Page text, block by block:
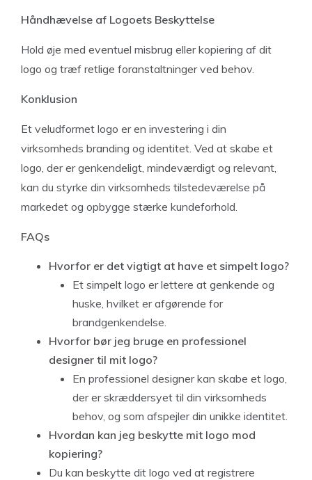
Håndhævelse af Logoets Beskyttelse
Hold øje med eventuel misbrug eller kopiering af dit
logo og træf retlige foranstaltninger ved behov.
Konklusion
Et veludformet logo er en investering i din
virksomheds branding og identitet. Ved at skabe et
logo, der er genkendeligt, mindeværdigt og relevant,
kan du styrke din virksomheds tilstedeværelse på
markedet og opbygge stærke kundeforhold.
FAQs
Hvorfor er det vigtigt at have et simpelt logo?
Et simpelt logo er lettere at genkende og
huske, hvilket er afgørende for
brandgenkendelse.
Hvorfor bør jeg bruge en professionel
designer til mit logo?
En professionel designer kan skabe et logo,
der er skræddersyet til din virksomheds
behov, og som afspejler din unikke identitet.
Hvordan kan jeg beskytte mit logo mod
kopiering?
Du kan beskytte dit logo ved at registrere